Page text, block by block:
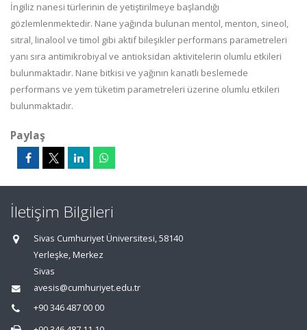
İngiliz nanesi türlerinin de yetiştirilmeye başlandığı
gözlemlenmektedir. Nane yağında bulunan mentol, menton, sineol,
sitral, linalool ve timol gibi aktif bileşikler performans parametreleri
yanı sıra antimikrobiyal ve antioksidan aktivitelerin olumlu etkileri
bulunmaktadır. Nane bitkisi ve yağının kanatlı beslemede
performans ve yem tüketim parametreleri üzerine olumlu etkileri
bulunmaktadır.
Paylaş
İletişim Bilgileri
Sivas Cumhuriyet Üniversitesi, 58140
Yerleşke, Merkez
Sivas
avesis@cumhuriyet.edu.tr
+90 346 487 00 00